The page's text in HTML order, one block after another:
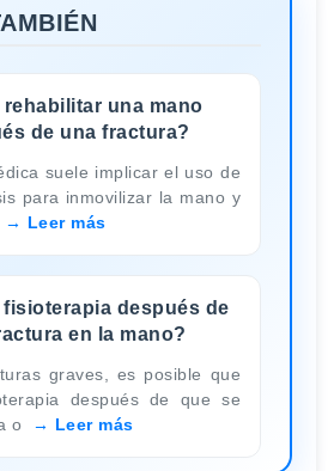
rehabilitar una mano
de una fractura?
suele implicar el uso de
para inmovilizar la mano y
Leer más
fisioterapia después de
en la mano?
graves, es posible que
después de que se
o
Leer más